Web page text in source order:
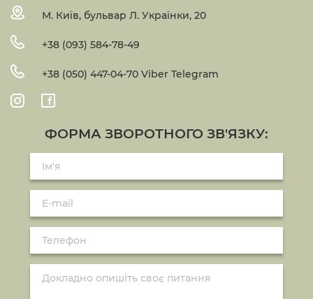
М. Київ, бульвар Л. Українки, 20
+38 (093) 584-78-49
+38 (050) 447-04-70 Viber Telegram
ФОРМА ЗВОРОТНОГО ЗВ'ЯЗКУ: